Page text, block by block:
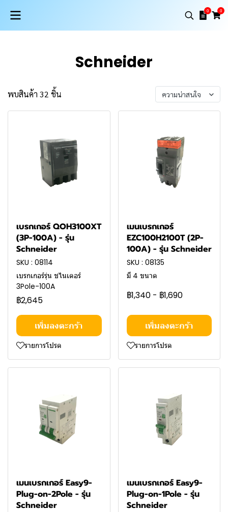
0 0
Schneider
พบสินค้า 32 ชิ้น ความน่าสนใจ
เบรกเกอร์ QOH3100XT
(3P-100A) - รุ่น
Schneider
SKU : 08114
เบรกเกอร์รุ่น ชไนเดอร์
3Pole-100A
฿2,645
เพิ่มลงตะกร้า
รายการโปรด
เมนเบรกเกอร์
EZC100H2100T (2P-
100A) - รุ่น Schneider
SKU : 08135
มี 4 ขนาด
฿1,340- ฿1,690
เพิ่มลงตะกร้า
รายการโปรด
เมนเบรกเกอร์ Easy9-
Plug-on-2Pole - รุ่น
Schneider
เมนเบรกเกอร์ Easy9-
Plug-on-1Pole - รุ่น
Schneider